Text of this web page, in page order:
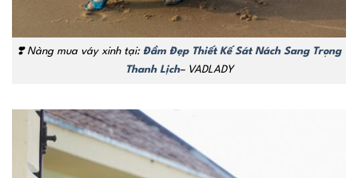
❣️ Nàng mua váy xinh tại: Đầm Đẹp Thiết Kế Sát Nách Sang Trọng
Thanh Lịch– VADLADY